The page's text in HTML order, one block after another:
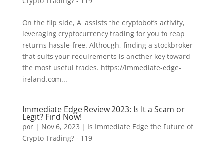
On the flip side, AI assists the cryptobot’s activity,
leveraging cryptocurrency trading for you to reap
returns hassle-free. Although, finding a stockbroker
that suits your requirements is another key toward
the most useful trades. https://immediate-edge-
ireland.com...
Immediate Edge Review 2023: Is It a Scam or
Legit? Find Now!
por | Nov 6, 2023 | Is Immediate Edge the Future of
Crypto Trading? - 119